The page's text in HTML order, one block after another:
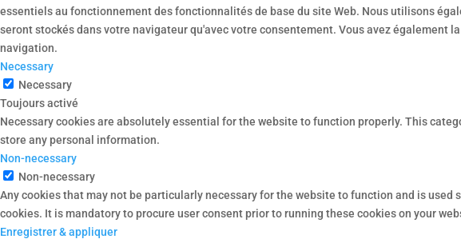
essentiels au fonctionnement des fonctionnalités de base du site Web. Nous utilisons
seront stockés dans votre navigateur qu'avec votre consentement. Vous avez
navigation.
Necessary
Necessary
Toujours activé
Necessary cookies are absolutely essential for the website to function properly. This
store any personal information.
Non-necessary
Non-necessary
Any cookies that may not be particularly necessary for the website to function and is
cookies. It is mandatory to procure user consent prior to running these cookies on your
Enregistrer & appliquer